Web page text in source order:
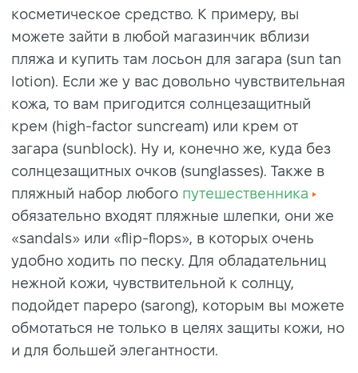
косметическое средство. К примеру, вы
можете зайти в любой магазинчик вблизи
пляжа и купить там лосьон для загара (sun tan
lotion). Если же у вас довольно чувствительная
кожа, то вам пригодится солнцезащитный
крем (high-factor suncream) или крем от
загара (sunblock). Ну и, конечно же, куда без
солнцезащитных очков (sunglasses). Также в
пляжный набор любого путешественника
обязательно входят пляжные шлепки, они же
«sandals» или «flip-flops», в которых очень
удобно ходить по песку. Для обладательниц
нежной кожи, чувствительной к солнцу,
подойдет пареро (sarong), которым вы можете
обмотаться не только в целях защиты кожи, но
и для большей элегантности.